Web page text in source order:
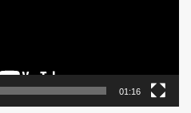
01:16